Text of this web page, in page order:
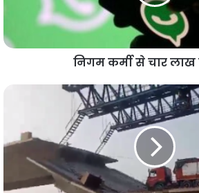
निगम कर्मी से चार लाख